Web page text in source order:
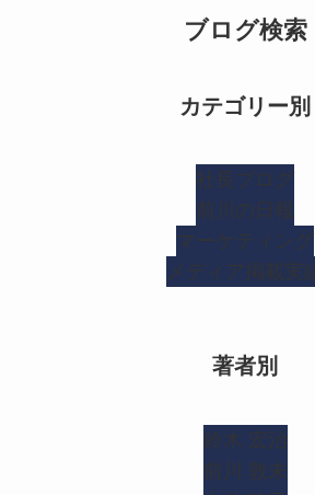
ブログ検索
カテゴリー別
社長ブログ
前川の日報
マーケティング
メディア掲載実績
著者別
鈴木 宏治
前川 敦未